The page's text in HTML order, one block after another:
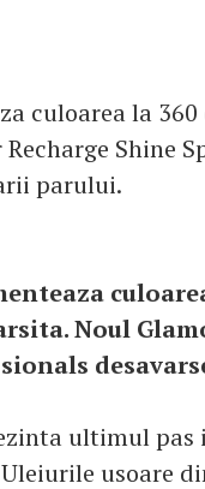
culoarea la
Shine
parului.
Noul
ultimul pas
usoare